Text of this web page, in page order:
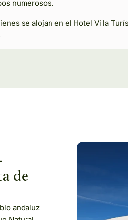
numerosos.
se alojan en el Hotel Villa
de
andaluz